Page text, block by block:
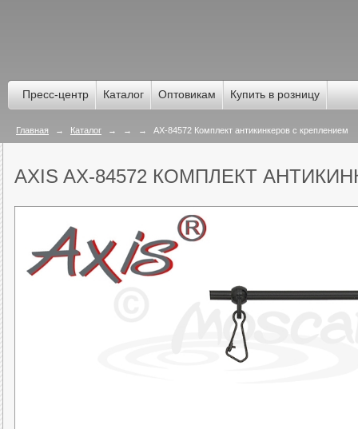
Пресс-центр Каталог Оптовикам Купить в розницу
Главная → Каталог → → → AX-84572 Комплект антикинкеров с креплением
AXIS AX-84572 КОМПЛЕКТ